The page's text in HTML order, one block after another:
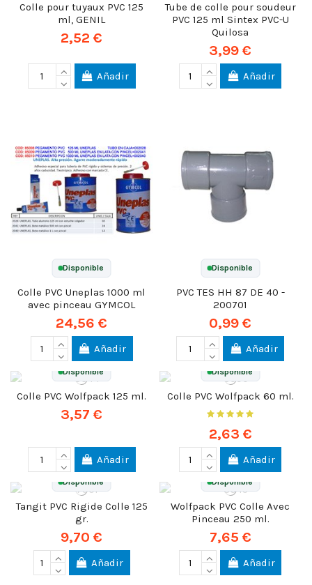
Colle pour tuyaux PVC 125
ml, GENIL
2,52 €
Añadir
Tube de colle pour soudeur
PVC 125 ml Sintex PVC-U
Quilosa
3,99 €
Añadir
Disponible
Colle PVC Uneplas 1000 ml
avec pinceau GYMCOL
24,56 €
Añadir
Disponible
PVC TES HH 87 DE 40 -
200701
0,99 €
Añadir
Disponible
Colle PVC Wolfpack 125 ml.
3,57 €
Añadir
Disponible
Colle PVC Wolfpack 60 ml.
2,63 €
Añadir
Disponible
Tangit PVC Rigide Colle 125
gr.
9,70 €
Añadir
Disponible
Wolfpack PVC Colle Avec
Pinceau 250 ml.
7,65 €
Añadir